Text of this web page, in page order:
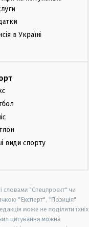
в Україні
види спорту
словами "Спецпроєкт" чи
"Експерт", "Позиція"
може не поділяти їхніх
цитування можна